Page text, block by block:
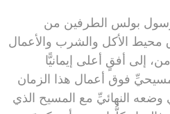
بولس الطرفين من
محيط الأكل والشرب والأعمال
إلى أفقٍ أعلى إيمانيًّا
فوق أعمال هذا الزمان
النهائيِّ مع المسيح الذي